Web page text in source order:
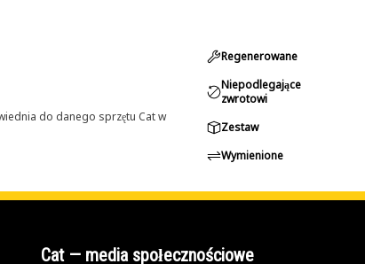
do danego sprzętu Cat w
Regenerowane
Niepodlegające
zwrotowi
Zestaw
Wymienione
Cat — media społecznościowe